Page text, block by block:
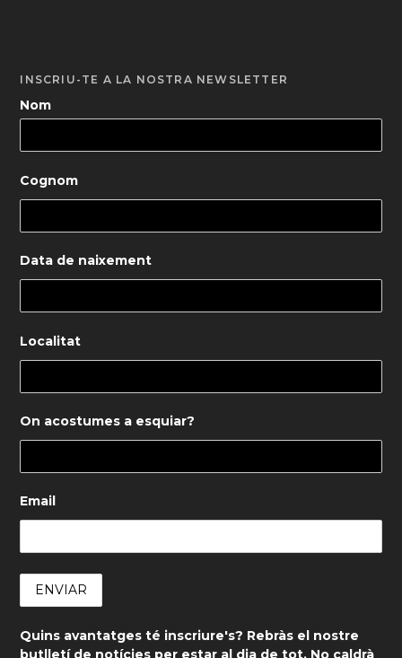
INSCRIU-TE A LA NOSTRA NEWSLETTER
Nom
Cognom
Data de naixement
Localitat
On acostumes a esquiar?
Email
Quins avantatges té inscriure's? Rebràs el nostre
butlletí de notícies per estar al dia de tot. No caldrà